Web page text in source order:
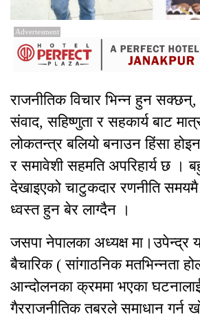
Advertesment
राजनीतिक विचार भिन्न हुन
संवाद, सहिष्णुता र सहकार्य बाट
लोकतन्त्र बलियो बनाउन हिंसा
र समावेशी सहमति अपरिहार्य छ ।
देखाइएको चाटुकदार रणनीति समयमै
ध्वस्त हुन बेर लाग्दैन ।
जसपा नेपालका अध्यक्ष मा।उपेन्द्र
बैचारिक ( सांगाठनिक मतभिन्नता
आन्दोलनका क्रममा भएका
गैरराजनीतिक तबरले समाधान गर्न